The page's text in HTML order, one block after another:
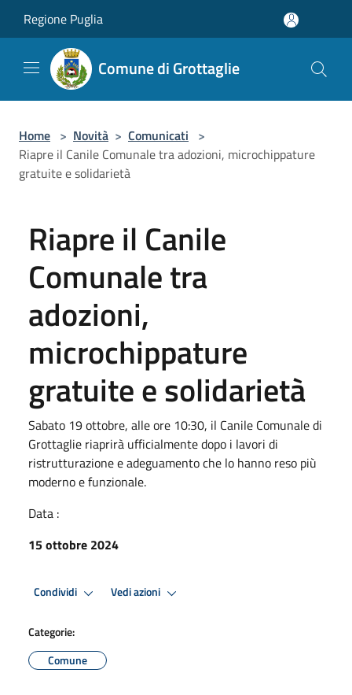
Regione Puglia
Comune di Grottaglie
Home > Novità > Comunicati >
Riapre il Canile Comunale tra adozioni, microchippature
gratuite e solidarietà
Riapre il Canile
Comunale tra
adozioni,
microchippature
gratuite e solidarietà
Sabato 19 ottobre, alle ore 10:30, il Canile Comunale di
Grottaglie riaprirà ufficialmente dopo i lavori di
ristrutturazione e adeguamento che lo hanno reso più
moderno e funzionale.
Data :
15 ottobre 2024
Condividi Vedi azioni
Categorie:
Comune